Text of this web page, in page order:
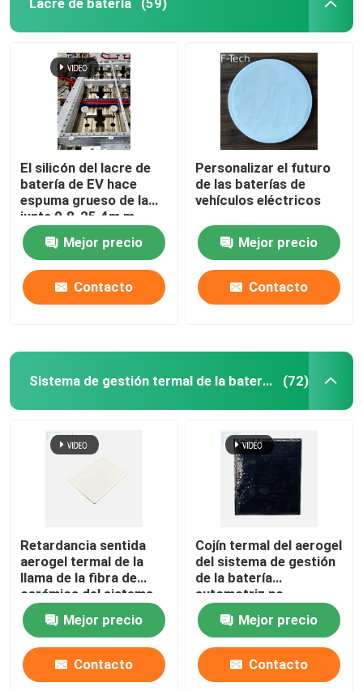
Protección de la batería de EV
Límite de tolerancia apto
Interfaz de la batería
Vinculación de la batería
(59)
El silicón del lacre de
batería de EV hace
espuma grueso de la
junta 0.8-25.4m m
Mejor precio
Contacto
Personalizar el futuro
de las baterías de
vehículos eléctricos
Mejor precio
Contacto
Sistema de gestión termal de la batería (72)
Retardancia sentida
aerogel termal de la
llama de la fibra de
cerámica del sistema
de gestión de la batería
de Ev
Mejor precio
Contacto
Cojín termal del aerogel
del sistema de gestión
de la batería
automotriz no
combustible
Mejor precio
Contacto